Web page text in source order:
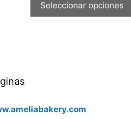
Seleccionar opciones